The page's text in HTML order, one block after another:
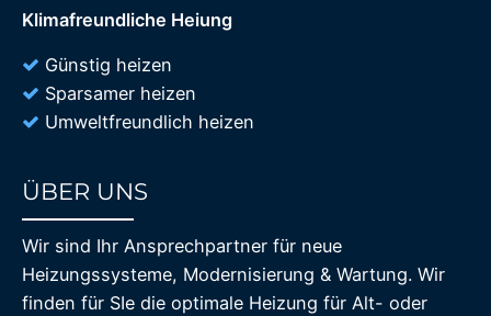
Klimafreundliche Heiung
Günstig heizen
Sparsamer heizen
Umweltfreundlich heizen
ÜBER UNS
Wir sind Ihr Ansprechpartner für neue
Heizungssysteme, Modernisierung & Wartung. Wir
finden für SIe die optimale Heizung für Alt- oder